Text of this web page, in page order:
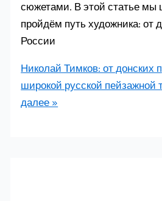
сюжетами. В этой статье мы
пройдём путь художника: от
России
Николай Тимков: от донских
широкой русской пейзажной
далее »